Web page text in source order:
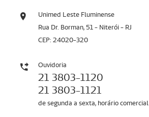
Unimed Leste Fluminense
Rua Dr. Borman, 51 - Niterói - RJ
CEP: 24020-320
Ouvidoria
21 3803-1120
21 3803-1121
de segunda a sexta, horário comercial